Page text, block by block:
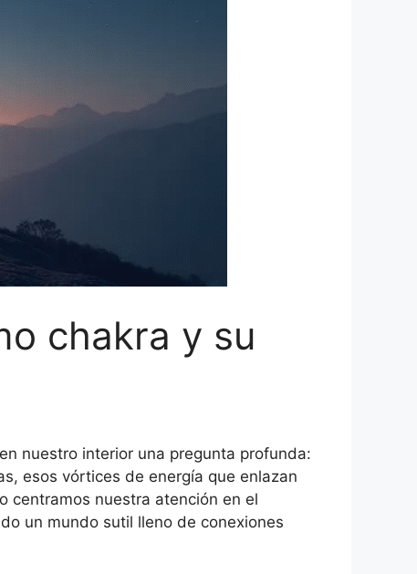
chakra y su
nuestro interior una pregunta profunda:
esos vórtices de energía que enlazan
centramos nuestra atención en el
un mundo sutil lleno de conexiones